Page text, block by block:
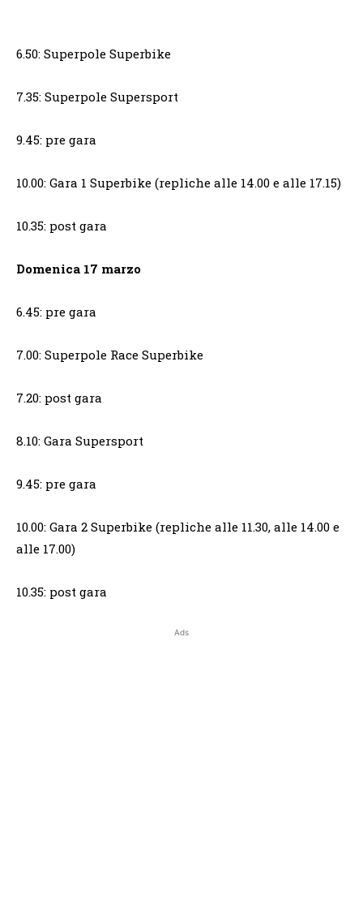
6.50: Superpole Superbike
7.35: Superpole Supersport
9.45: pre gara
10.00: Gara 1 Superbike (repliche alle 14.00 e alle 17.15)
10.35: post gara
Domenica 17 marzo
6.45: pre gara
7.00: Superpole Race Superbike
7.20: post gara
8.10: Gara Supersport
9.45: pre gara
10.00: Gara 2 Superbike (repliche alle 11.30, alle 14.00 e
alle 17.00)
10.35: post gara
Ads